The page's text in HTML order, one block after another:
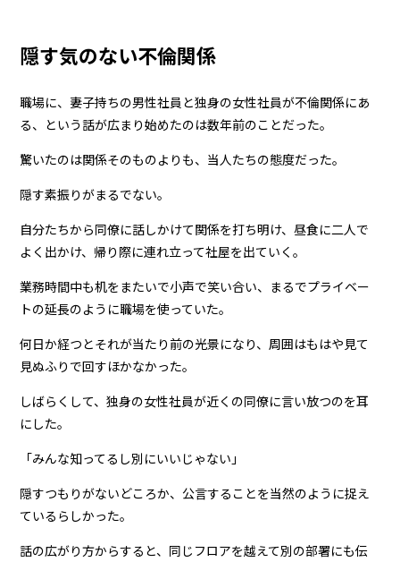
隠す気のない不倫関係
職場に、妻子持ちの男性社員と独身の女性社員が不倫関係にあ
る、という話が広まり始めたのは数年前のことだった。
驚いたのは関係そのものよりも、当人たちの態度だった。
隠す素振りがまるでない。
自分たちから同僚に話しかけて関係を打ち明け、昼食に二人で
よく出かけ、帰り際に連れ立って社屋を出ていく。
業務時間中も机をまたいで小声で笑い合い、まるでプライベー
トの延長のように職場を使っていた。
何日か経つとそれが当たり前の光景になり、周囲はもはや見て
見ぬふりで回すほかなかった。
しばらくして、独身の女性社員が近くの同僚に言い放つのを耳
にした。
「みんな知ってるし別にいいじゃない」
隠すつもりがないどころか、公言することを当然のように捉え
ているらしかった。
話の広がり方からすると、同じフロアを越えて別の部署にも伝